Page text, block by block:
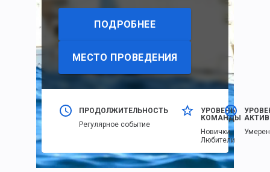
ПОДРОБНЕЕ
МЕСТО ПРОВЕДЕНИЯ
ПРОДОЛЖИТЕЛЬНОСТЬ
Регулярное событие
УРОВЕНЬ
КОМАНДЫ
Новички,
Любители